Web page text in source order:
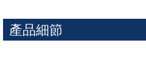
產品細節